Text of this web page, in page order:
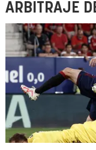
ARBITRAJE